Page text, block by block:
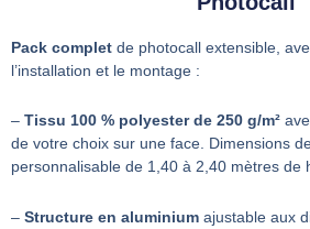
Pack complet de photocall extensible,
l’installation et le montage :
– Tissu 100 % polyester de 250 g/m²
de votre choix sur une face. Dimensions
personnalisable de 1,40 à 2,40 mètres de
– Structure en aluminium ajustable aux